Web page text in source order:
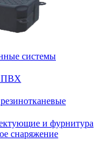
системы
ПВХ
и фурнитура
снаряжение